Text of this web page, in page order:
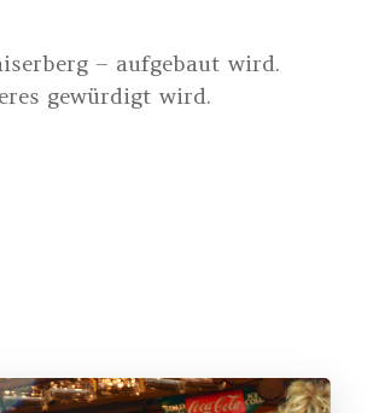
– aufgebaut wird.
gewürdigt wird.